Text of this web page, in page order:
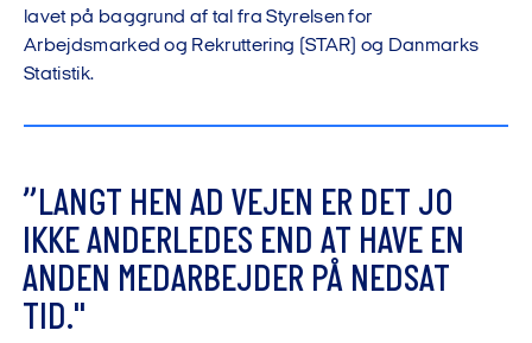
lavet på baggrund af tal fra Styrelsen for
Arbejdsmarked og Rekruttering (STAR) og Danmarks
Statistik.
”LANGT HEN AD VEJEN ER DET JO
IKKEANDERLEDES END AT HAVE EN
ANDEN MEDARBEJDER PÅ NEDSAT
TID."